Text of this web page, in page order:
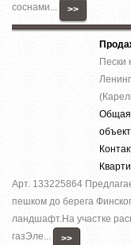
соснами...
>>
Пески
Общая
объект
Арт. 133225864
пешком до берега
ландшафт.На участке
газЭле...
>>